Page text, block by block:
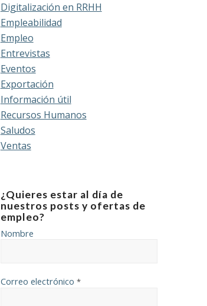
Digitalización en RRHH
Empleabilidad
Empleo
Entrevistas
Eventos
Exportación
Información útil
Recursos Humanos
Saludos
Ventas
¿Quieres estar al día de
nuestros posts y ofertas de
empleo?
Nombre
Correo electrónico *